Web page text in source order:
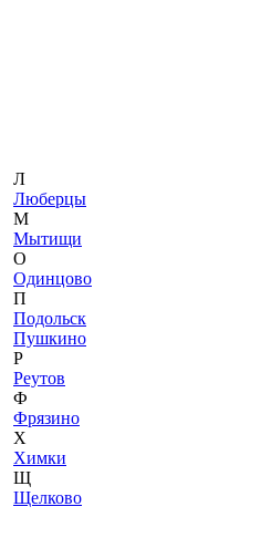
Л
Люберцы
М
Мытищи
О
Одинцово
П
Подольск
Пушкино
Р
Реутов
Ф
Фрязино
Х
Химки
Щ
Щелково